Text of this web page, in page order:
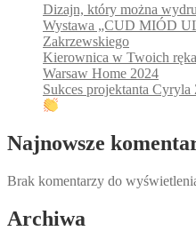
Dizajn, który można
Wystawa „CUD MIÓD
Zakrzewskiego
Kierownica w Twoich
Warsaw Home 2024
Sukces projektanta
Najnowsze
Brak komentarzy do
Archiwa